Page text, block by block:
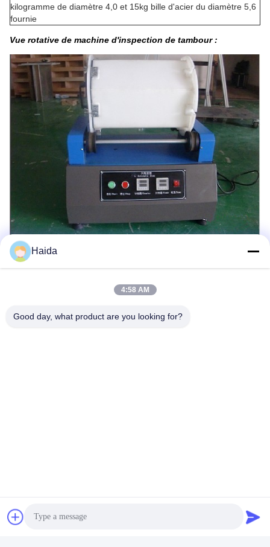
kilogramme de diamètre 4,0 et 15kg bille d'acier du diamètre 5,6
fournie
Vue rotative de machine d'inspection de tambour :
Les Étiquettes:
Équipement D'essai De Cookware
Équipement D'essai De Fatigue
Téléphone
Haida
4:58 AM
Good day, what product are you looking for?